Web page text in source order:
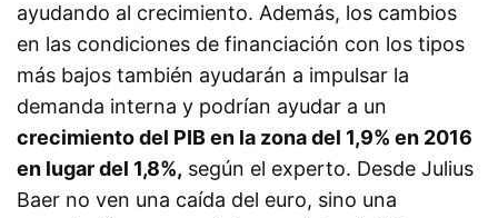
ayudando al crecimiento. Además, los cambios
en las condiciones de financiación con los tipos
más bajos también ayudarán a impulsar la
demanda interna y podrían ayudar a un
crecimiento del PIB en la zona del 1,9% en 2016
en lugar del 1,8%, según el experto. Desde Julius
Baer no ven una caída del euro, sino una